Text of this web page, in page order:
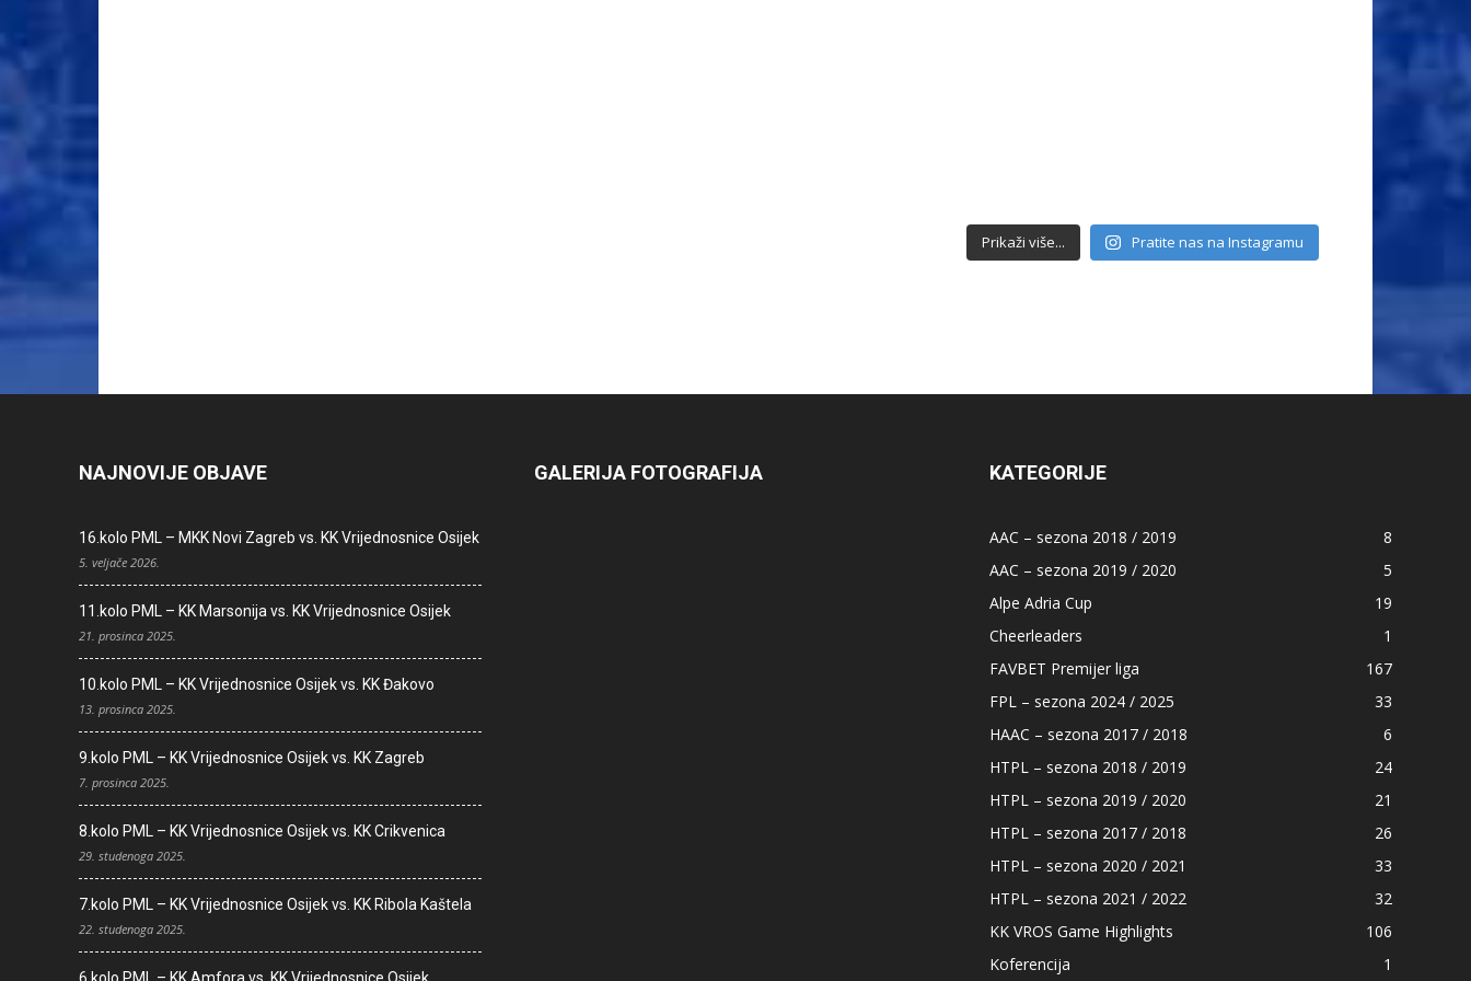
Prikaži više... Pratite nas na Instagramu
NAJNOVIJE OBJAVE
16.kolo PML – MKK Novi Zagreb vs. KK Vrijednosnice Osijek
5. veljače 2026.
11.kolo PML – KK Marsonija vs. KK Vrijednosnice Osijek
21. prosinca 2025.
10.kolo PML – KK Vrijednosnice Osijek vs. KK Đakovo
13. prosinca 2025.
9.kolo PML – KK Vrijednosnice Osijek vs. KK Zagreb
7. prosinca 2025.
8.kolo PML – KK Vrijednosnice Osijek vs. KK Crikvenica
29. studenoga 2025.
7.kolo PML – KK Vrijednosnice Osijek vs. KK Ribola Kaštela
22. studenoga 2025.
GALERIJA FOTOGRAFIJA KATEGORIJE
AAC – sezona 2018 / 2019
8
AAC – sezona 2019 / 2020
5
Alpe Adria Cup
19
Cheerleaders
1
FAVBET Premijer liga
167
FPL – sezona 2024 / 2025
33
HAAC – sezona 2017 / 2018
6
HTPL – sezona 2018 / 2019
24
HTPL – sezona 2019 / 2020
21
HTPL – sezona 2017 / 2018
26
HTPL – sezona 2020 / 2021
33
HTPL – sezona 2021 / 2022
32
KK VROS Game Highlights
106
Koferencija
1